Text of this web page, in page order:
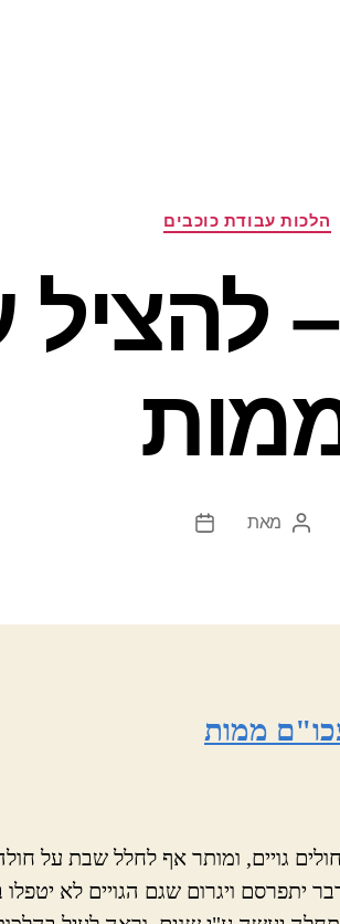
קטגוריות
הלכות עבודת כוכבים
להציל
המחבר
מאת
תאריך
ממות
גויים, ומותר אף לחלל שבת על חולה
יתפרסם ויגרום שגם הגויים לא יטפלו